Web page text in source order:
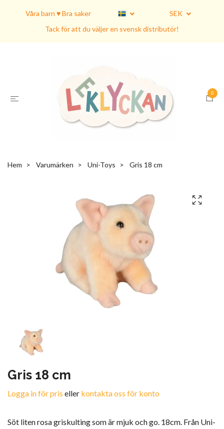
Våra barn ♥ Bra saker
SEK
Tack för att du väljer en svensk distributör!
0
Hem Varumärken Uni-Toys Gris 18 cm
Gris 18 cm
Logga in för pris eller kontakta oss för konto
Söt liten rosa griskulting som är mjuk och go. 18cm. Från Uni-